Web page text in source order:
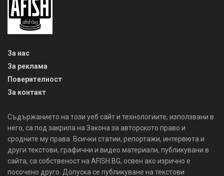
За нас
За реклама
Поверителност
За контакт
Съдържанието на този уеб сайт и технологиите, използвани в
него, са под закрила на Закона за авторското право и
сродните му права. Всички статии, репортажи, интервюта и
други текстови, графични и видео материали, публикувани в
сайта, са собственост на AFISH.BG, освен ако изрично е
посочено друго. Допуска се публикуване на текстови